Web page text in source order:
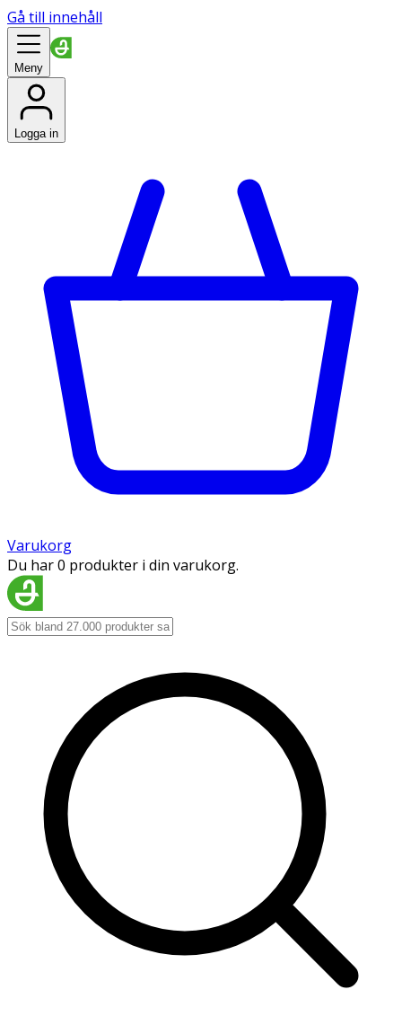
Gå till innehåll
Meny
Logga in
Varukorg
Du har 0 produkter i din varukorg.